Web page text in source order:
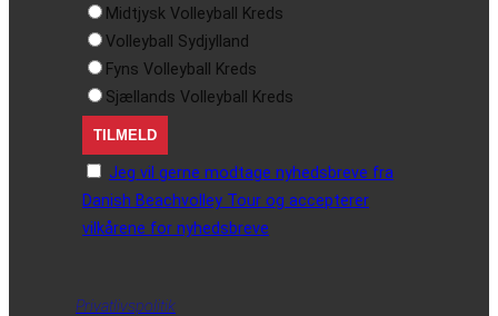
Midtjysk Volleyball Kreds
Volleyball Sydjylland
Fyns Volleyball Kreds
Sjællands Volleyball Kreds
Jeg vil gerne modtage nyhedsbreve fra
Danish Beachvolley Tour og accepterer
vilkårene for nyhedsbreve
Privatlivspolitik